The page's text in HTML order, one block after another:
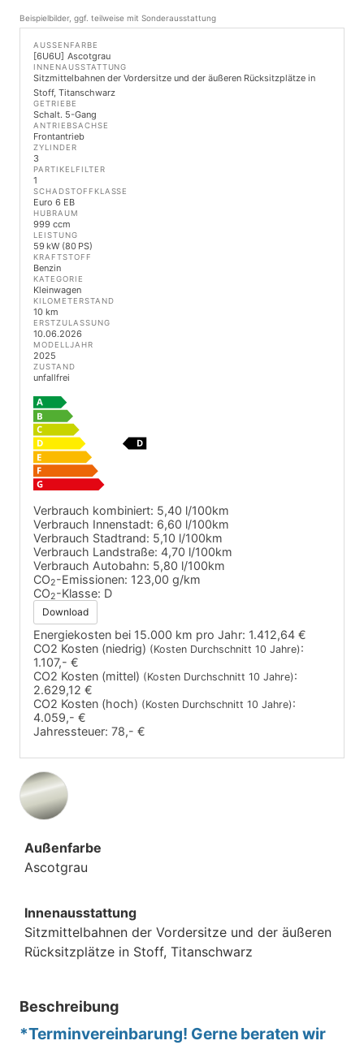
Beispielbilder, ggf. teilweise mit Sonderausstattung
AUSSENFARBE
6U6U Ascotgrau
INNENAUSSTATTUNG
Sitzmittelbahnen der Vordersitze und der äußeren Rücksitzplätze in
Stoff, Titanschwarz
GETRIEBE
Schalt. 5-Gang
ANTRIEBSACHSE
Frontantrieb
ZYLINDER
3
PARTIKELFILTER
1
SCHADSTOFFKLASSE
Euro 6 EB
HUBRAUM
999 ccm
LEISTUNG
59 kW (80 PS)
KRAFTSTOFF
Benzin
KATEGORIE
Kleinwagen
KILOMETERSTAND
10 km
ERSTZULASSUNG
10.06.2026
MODELLJAHR
2025
ZUSTAND
unfallfrei
Verbrauch kombiniert: 5,40 l/100km
Verbrauch Innenstadt: 6,60 l/100km
Verbrauch Stadtrand: 5,10 l/100km
Verbrauch Landstraße: 4,70 l/100km
Verbrauch Autobahn: 5,80 l/100km
CO2-Emissionen: 123,00 g/km
CO2-Klasse: D
Download
Energiekosten bei 15.000 km pro Jahr: 1.412,64 €
CO2 Kosten (niedrig) (Kosten Durchschnitt 10 Jahre):
1.107,- €
CO2 Kosten (mittel) (Kosten Durchschnitt 10 Jahre):
2.629,12 €
CO2 Kosten (hoch) (Kosten Durchschnitt 10 Jahre):
4.059,- €
Jahressteuer: 78,- €
Außenfarbe
Ascotgrau
Innenausstattung
Sitzmittelbahnen der Vordersitze und der äußeren
Rücksitzplätze in Stoff, Titanschwarz
Beschreibung
*Terminvereinbarung! Gerne beraten wir